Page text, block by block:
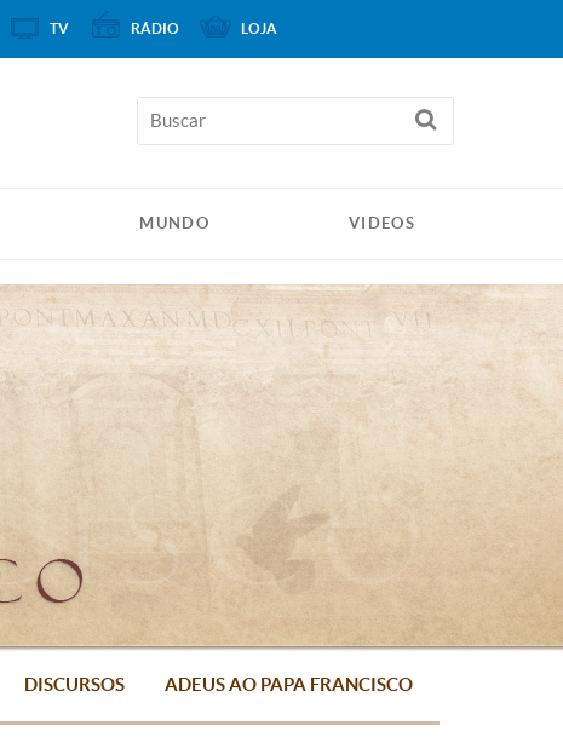
MUNDO VIDEOS
DISCURSOS ADEUS AO PAPA FRANCISCO
TV RÁDIO LOJA